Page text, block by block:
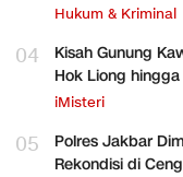
Hukum & Kriminal
04
Kisah Gunung
Hok Liong
iMisteri
05
Polres Jakbar
Rekondisi di